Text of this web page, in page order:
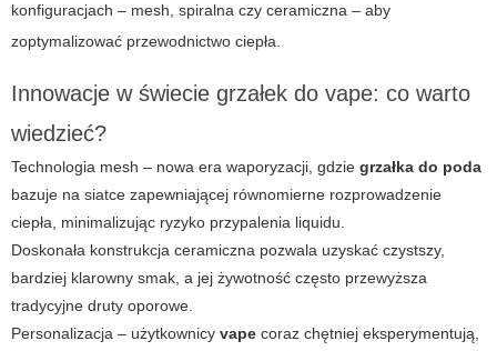
konfiguracjach – mesh, spiralna czy ceramiczna – aby
zoptymalizować przewodnictwo ciepła.
Innowacje w świecie grzałek do vape: co warto
wiedzieć?
Technologia mesh – nowa era waporyzacji, gdzie grzałka do poda
bazuje na siatce zapewniającej równomierne rozprowadzenie
ciepła, minimalizując ryzyko przypalenia liquidu.
Doskonała konstrukcja ceramiczna pozwala uzyskać czystszy,
bardziej klarowny smak, a jej żywotność często przewyższa
tradycyjne druty oporowe.
Personalizacja – użytkownicy vape coraz chętniej eksperymentują,